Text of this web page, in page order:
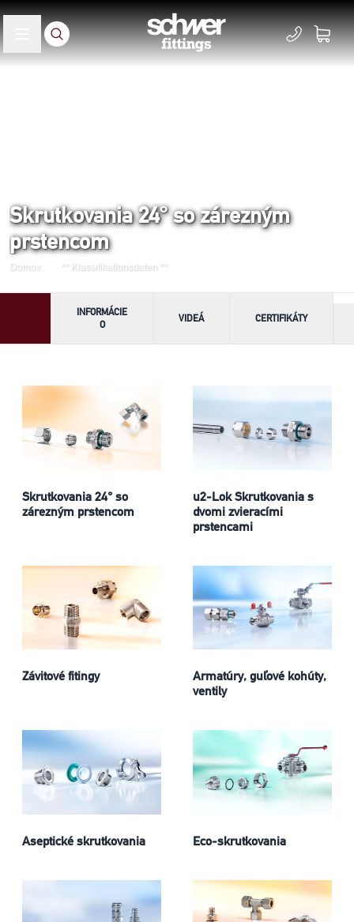
Skrutkovania 24° so zárezným
prstencom
Domov ** Klassifikationsdaten **
INFORMÁCIE
O
VIDEÁ CERTIFIKÁTY
Skrutkovania 24° so
zárezným prstencom
u2-Lok Skrutkovania s
dvomi zvieracími
prstencami
Závitové fitingy
Armatúry, guľové kohúty,
ventily
Aseptické skrutkovania Eco-skrutkovania